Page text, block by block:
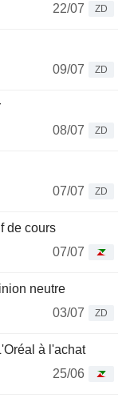
22/07
ZD
09/07
ZD
08/07
ZD
07/07
ZD
de cours
07/07
neutre
03/07
ZD
à l'achat
25/06